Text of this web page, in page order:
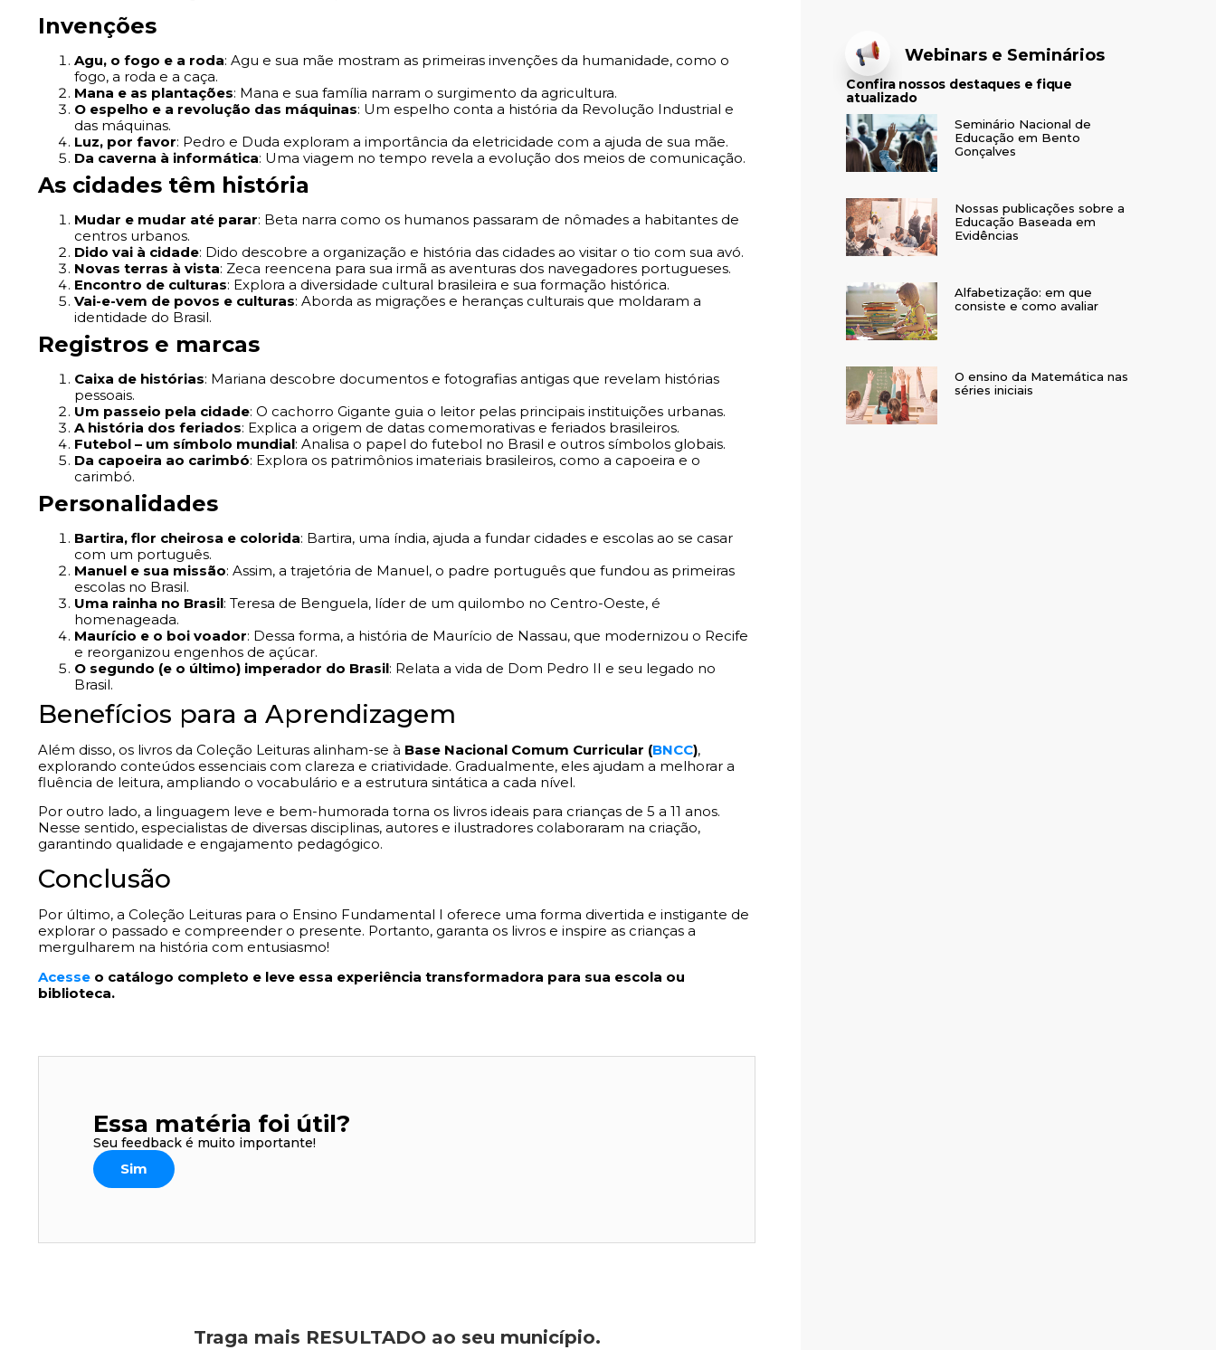
Invenções
Agu, o fogo e a roda: Agu e sua mãe mostram as primeiras invenções da humanidade, como o
fogo, a roda e a caça.
Mana e as plantações: Mana e sua família narram o surgimento da agricultura.
O espelho e a revolução das máquinas: Um espelho conta a história da Revolução Industrial e
das máquinas.
Luz, por favor: Pedro e Duda exploram a importância da eletricidade com a ajuda de sua mãe.
Da caverna à informática: Uma viagem no tempo revela a evolução dos meios de comunicação.
As cidades têm história
Mudar e mudar até parar: Beta narra como os humanos passaram de nômades a habitantes de
centros urbanos.
Dido vai à cidade: Dido descobre a organização e história das cidades ao visitar o tio com sua avó.
Novas terras à vista: Zeca reencena para sua irmã as aventuras dos navegadores portugueses.
Encontro de culturas: Explora a diversidade cultural brasileira e sua formação histórica.
Vai-e-vem de povos e culturas: Aborda as migrações e heranças culturais que moldaram a
identidade do Brasil.
Registros e marcas
Caixa de histórias: Mariana descobre documentos e fotografias antigas que revelam histórias
pessoais.
Um passeio pela cidade: O cachorro Gigante guia o leitor pelas principais instituições urbanas.
A história dos feriados: Explica a origem de datas comemorativas e feriados brasileiros.
Futebol – um símbolo mundial: Analisa o papel do futebol no Brasil e outros símbolos globais.
Da capoeira ao carimbó: Explora os patrimônios imateriais brasileiros, como a capoeira e o
carimbó.
Personalidades
Bartira, flor cheirosa e colorida: Bartira, uma índia, ajuda a fundar cidades e escolas ao se casar
com um português.
Manuel e sua missão: Assim, a trajetória de Manuel, o padre português que fundou as primeiras
escolas no Brasil.
Uma rainha no Brasil: Teresa de Benguela, líder de um quilombo no Centro-Oeste, é
homenageada.
Maurício e o boi voador: Dessa forma, a história de Maurício de Nassau, que modernizou o Recife
e reorganizou engenhos de açúcar.
O segundo (e o último) imperador do Brasil: Relata a vida de Dom Pedro II e seu legado no
Brasil.
Benefícios para a Aprendizagem
Além disso, os livros da Coleção Leituras alinham-se à Base Nacional Comum Curricular (BNCC),
explorando conteúdos essenciais com clareza e criatividade. Gradualmente, eles ajudam a melhorar a
fluência de leitura, ampliando o vocabulário e a estrutura sintática a cada nível.
Por outro lado, a linguagem leve e bem-humorada torna os livros ideais para crianças de 5 a 11 anos.
Nesse sentido, especialistas de diversas disciplinas, autores e ilustradores colaboraram na criação,
garantindo qualidade e engajamento pedagógico.
Conclusão
Por último, a Coleção Leituras para o Ensino Fundamental I oferece uma forma divertida e instigante de
explorar o passado e compreender o presente. Portanto, garanta os livros e inspire as crianças a
mergulharem na história com entusiasmo!
Acesse o catálogo completo e leve essa experiência transformadora para sua escola ou
biblioteca.
Essa matéria foi útil?
Seu feedback é muito importante!
Sim
Traga mais RESULTADO ao seu município.
Webinars e Seminários
Confira nossos destaques e fique
atualizado
Seminário Nacional de
Educação em Bento
Gonçalves
Nossas publicações sobre a
Educação Baseada em
Evidências
Alfabetização: em que
consiste e como avaliar
O ensino da Matemática nas
séries iniciais